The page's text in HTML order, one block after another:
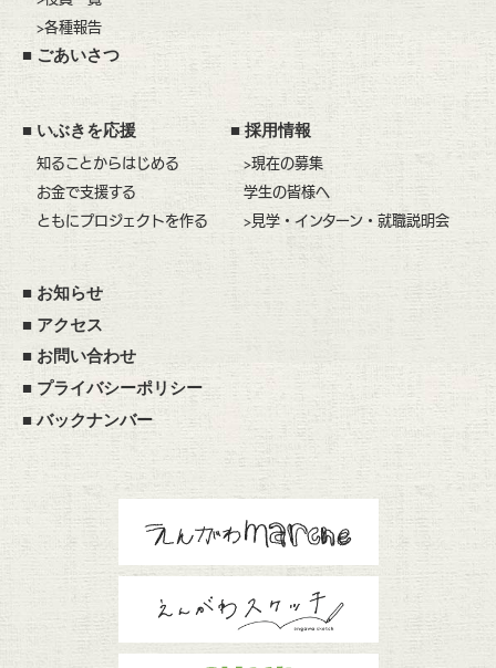
>各種報告
■ごあいさつ
■いぶきを応援
知ることからはじめる
お金で支援する
ともにプロジェクトを作る
■採用情報
>現在の募集
学生の皆様へ
>見学・インターン・就職説明会
■ お知らせ
■ アクセス
■ お問い合わせ
■プライバシーポリシー
■バックナンバー